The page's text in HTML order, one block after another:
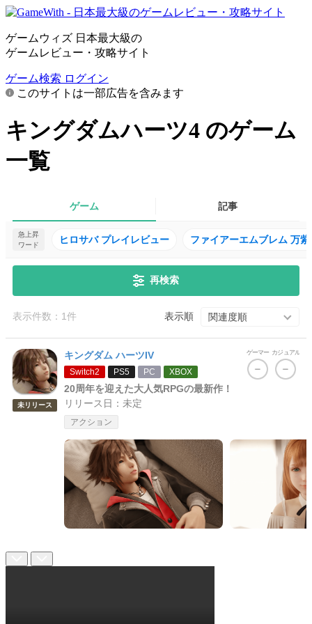
ゲームウィズ 日本最大級の
ゲームレビュー・攻略サイト
ゲーム検索 ログイン
このサイトは一部広告を含みます
キングダムハーツ4 のゲーム
一覧